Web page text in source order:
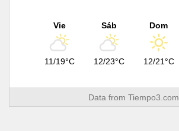
Vie
11/19°C
Sáb
12/23°C
Dom
12/21°C
Data from Tiempo3.com